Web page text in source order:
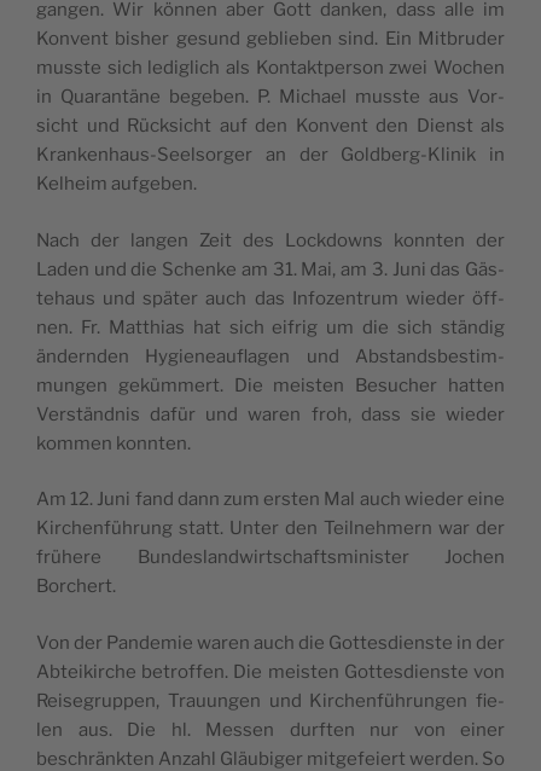
gan­gen. Wir kön­nen aber Gott dan­ken, dass alle im
Kon­vent bis­her gesund geblie­ben sind. Ein Mit­bru­der
muss­te sich ledig­lich als Kon­takt­per­son zwei Wochen
in Qua­ran­tä­ne bege­ben. P. Micha­el muss­te aus Vor­
sicht und Rück­sicht auf den Kon­vent den Dienst als
Kran­ken­haus-Seel­sor­ger an der Gold­berg-Kli­nik in
Kel­heim aufgeben.
Nach der lan­gen Zeit des Lock­downs konn­ten der
Laden und die Schen­ke am 31. Mai, am 3. Juni das Gäs­
te­haus und spä­ter auch das Info­zen­trum wie­der öff­
nen. Fr. Mat­thi­as hat sich eif­rig um die sich stän­dig
ändern­den Hygie­ne­auf­la­gen und Abstands­be­stim­
mun­gen geküm­mert. Die meis­ten Besu­cher hat­ten
Ver­ständ­nis dafür und waren froh, dass sie wie­der
kom­men konnten.
Am 12. Juni fand dann zum ers­ten Mal auch wie­der eine
Kir­chen­füh­rung statt. Unter den Teil­neh­mern war der
frü­he­re Bun­des­land­wirt­schafts­mi­nis­ter Jochen
Borchert.
Von der Pan­de­mie waren auch die Got­tes­diens­te in der
Abtei­kir­che betrof­fen. Die meis­ten Got­tes­diens­te von
Rei­se­grup­pen, Trau­un­gen und Kir­chen­füh­run­gen fie­
len aus. Die hl. Mes­sen durf­ten nur von einer
beschränk­ten Anzahl Gläu­bi­ger mit­ge­fei­ert wer­den. So